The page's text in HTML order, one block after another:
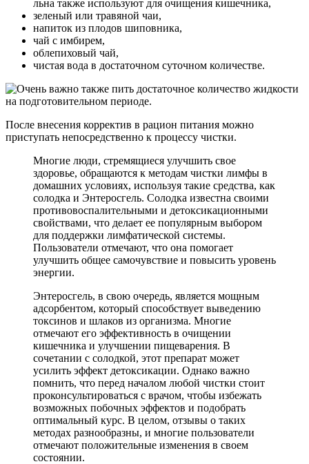
льна также используют для очищения кишечника,
зеленый или травяной чаи,
напиток из плодов шиповника,
чай с имбирем,
облепиховый чай,
чистая вода в достаточном суточном количестве.
После внесения корректив в рацион питания можно
приступать непосредственно к процессу чистки.
Многие люди, стремящиеся улучшить свое
здоровье, обращаются к методам чистки лимфы в
домашних условиях, используя такие средства, как
солодка и Энтеросгель. Солодка известна своими
противовоспалительными и детоксикационными
свойствами, что делает ее популярным выбором
для поддержки лимфатической системы.
Пользователи отмечают, что она помогает
улучшить общее самочувствие и повысить уровень
энергии.
Энтеросгель, в свою очередь, является мощным
адсорбентом, который способствует выведению
токсинов и шлаков из организма. Многие
отмечают его эффективность в очищении
кишечника и улучшении пищеварения. В
сочетании с солодкой, этот препарат может
усилить эффект детоксикации. Однако важно
помнить, что перед началом любой чистки стоит
проконсультироваться с врачом, чтобы избежать
возможных побочных эффектов и подобрать
оптимальный курс. В целом, отзывы о таких
методах разнообразны, и многие пользователи
отмечают положительные изменения в своем
состоянии.